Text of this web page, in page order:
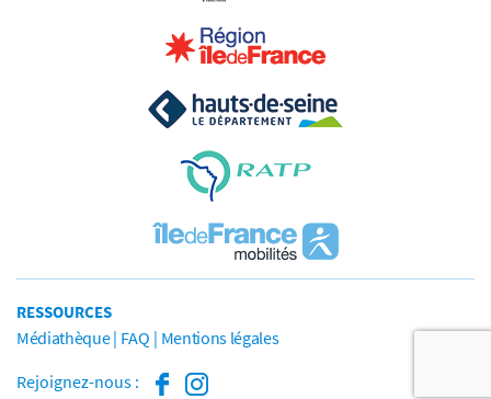
RESSOURCES
Médiathèque FAQ Mentions légales
Rejoignez-nous :